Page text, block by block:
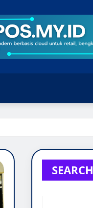
SEARCH